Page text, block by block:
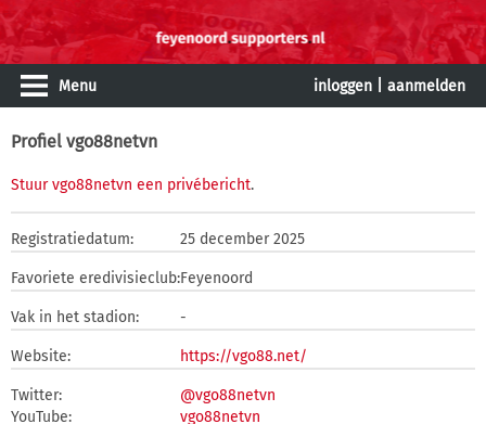
Menu inloggen aanmelden
Profiel vgo88netvn
Stuur vgo88netvn een privébericht.
Registratiedatum: 25 december 2025
Favoriete eredivisieclub:Feyenoord
Vak in het stadion: -
Website: https://vgo88.net/
Twitter:
@vgo88netvn
YouTube:
vgo88netvn